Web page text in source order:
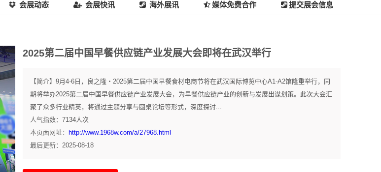
会展动态 会展快讯 海外展讯 媒体免费合作 提交展会信息
2025第二届中国早餐供应链产业发展大会即将在武汉举行
【简介】 9月4-6日，良之隆・2025第二届中国早餐食材电商节将在武汉国际博览中心A1-A2馆隆重举行，同
期将举办2025第二届中国早餐供应链产业发展大会，为早餐供应链产业的创新与发展出谋划策。此次大会汇
聚了众多行业精英，将通过主题分享与圆桌论坛等形式，深度探讨...
人气指数： 7134人次
本页面网址：
http://www.1968w.com/a/27968.html
最后更新： 2025-08-18